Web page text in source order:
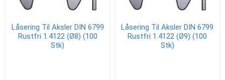
Låsering Til Aksler DIN 6799
Rustfri 1.4122 (Ø8) (100
Stk)
Låsering Til Aksler DIN 6799
Rustfri 1.4122 (Ø9) (100
Stk)